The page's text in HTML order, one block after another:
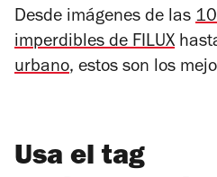
Desde imágenes de las
imperdibles de FILUX
urbano, estos son los
Usa el tag